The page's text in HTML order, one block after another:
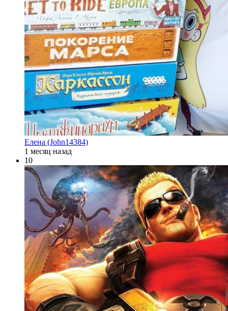
Елена (John14384)
1 месяц назад
10